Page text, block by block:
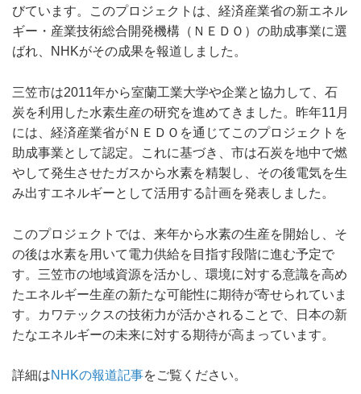
びています。このプロジェクトは、経済産業省の新エネル
ギー・産業技術総合開発機構（ＮＥＤＯ）の助成事業に選
ばれ、NHKがその成果を報道しました。
三笠市は2011年から室蘭工業大学や企業と協力して、石
炭を利用した水素生産の研究を進めてきました。昨年11月
には、経済産業省がＮＥＤＯを通じてこのプロジェクトを
助成事業として認定。これに基づき、市は石炭を地中で燃
やして発生させたガスから水素を精製し、その後電気を生
み出すエネルギーとして活用する計画を発表しました。
このプロジェクトでは、来年から水素の生産を開始し、そ
の後は水素を用いて電力供給を目指す段階に進む予定で
す。三笠市の地域資源を活かし、環境に対する意識を高め
たエネルギー生産の新たな可能性に期待が寄せられていま
す。カワテックスの技術力が活かされることで、日本の新
たなエネルギーの未来に対する期待が高まっています。
詳細はNHKの報道記事をご覧ください。